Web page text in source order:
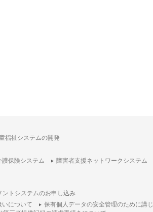
福祉システムの開発
護保険システム 障害者支援ネットワークシステム
ントシステムのお申し込み
いについて
保有個人データの安全管理のために講じ